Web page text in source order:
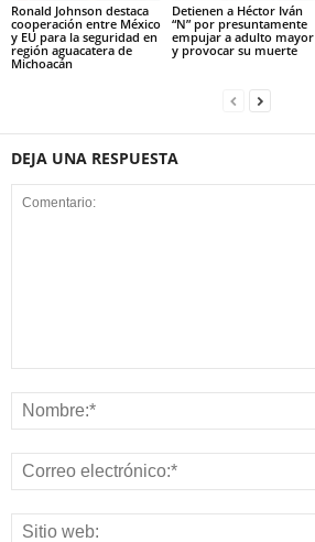
Ronald Johnson destaca
cooperación entre México
y EU para la seguridad en
región aguacatera de
Michoacán
Detienen a Héctor Iván
“N” por presuntamente
empujar a adulto mayor
y provocar su muerte
DEJA UNA RESPUESTA